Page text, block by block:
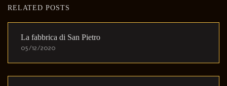
RELATED POSTS
La fabbrica di San Pietro
05/12/2020